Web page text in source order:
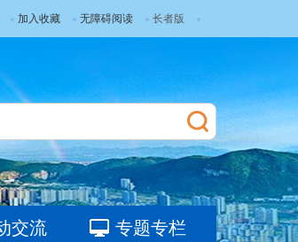
加入收藏 无障碍阅读 长者版
交流 专题专栏